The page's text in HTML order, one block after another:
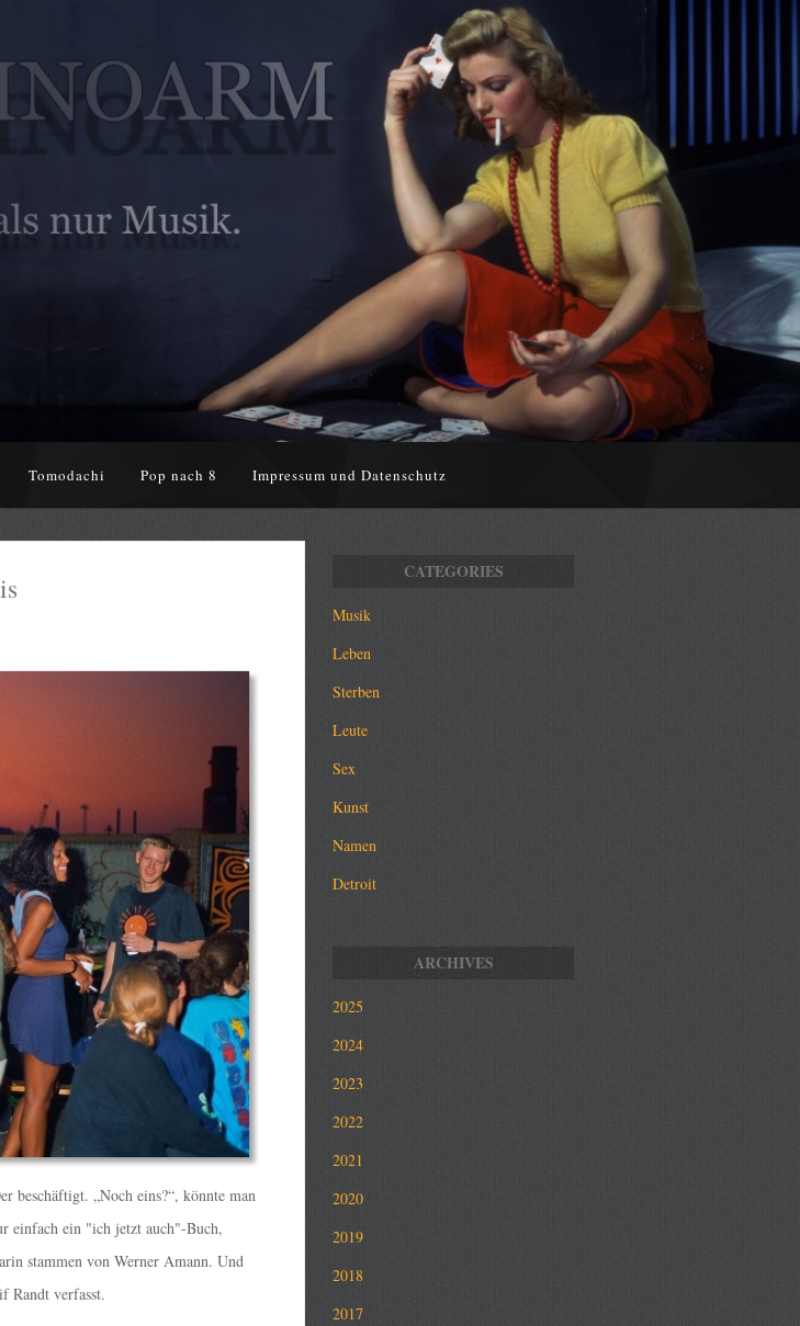
Tomodachi Pop nach 8 Impressum und Datenschutz
beschäftigt. „Noch eins?“, könnte man
einfach ein "ich jetzt auch"-Buch,
stammen von Werner Amann. Und
Randt verfasst.
Musik
Leben
Sterben
Leute
Sex
Kunst
Namen
Detroit
2025
2024
2023
2022
2021
2020
2019
2018
2017